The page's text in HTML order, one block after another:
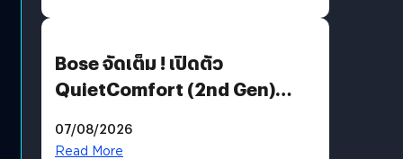
Bose จัดเต็ม ! เปิดตัว
QuietComfort (2nd Gen)
07/08/2026
Read More